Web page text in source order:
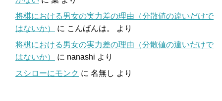
将棋における男女の実力差の理由（分散値の違いだけで
はないか）
に こんばんは。
より
将棋における男女の実力差の理由（分散値の違いだけで
はないか）
に nanashi より
スシローにモンク に 名無し より